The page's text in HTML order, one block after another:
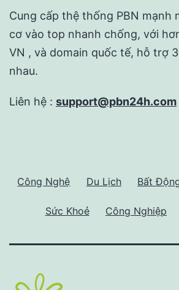
Cung cấp thệ thống PBN mạnh
cơ vào top nhanh chống, với
VN , và domain quốc tế, hỗ trợ
nhau.
Liên hệ : support@pbn24h.com
Công Nghệ Du Lịch Bất
Sức Khoẻ Công Nghiệp